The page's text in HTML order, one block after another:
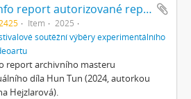
MediaInfo report autorizované reprezentace
Item
2025
soutěžní výběry experimentálního
report archivního masteru
díla Hun Tun (2024, autorkou
Hejzlarová).